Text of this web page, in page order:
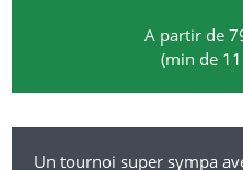
A partir de
(min de
Un tournoi super sympa